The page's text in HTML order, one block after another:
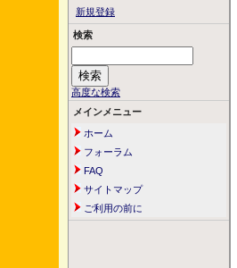
新規登録
検索
高度な検索
メインメニュー
ホーム
フォーラム
FAQ
サイトマップ
ご利用の前に